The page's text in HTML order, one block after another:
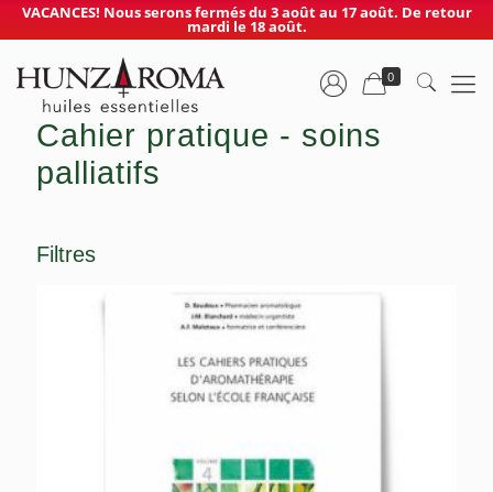
VACANCES! Nous serons fermés du 3 août au 17 août. De retour
mardi le 18 août.
0
Cahier pratique - soins
palliatifs
Filtres